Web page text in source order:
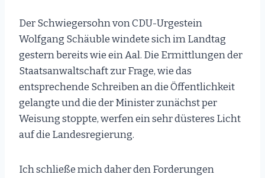
Der Schwiegersohn von CDU-Urgestein
Wolfgang Schäuble windete sich im Landtag
gestern bereits wie ein Aal. Die Ermittlungen der
Staatsanwaltschaft zur Frage, wie das
entsprechende Schreiben an die Öffentlichkeit
gelangte und die der Minister zunächst per
Weisung stoppte, werfen ein sehr düsteres Licht
auf die Landesregierung.
Ich schließe mich daher den Forderungen